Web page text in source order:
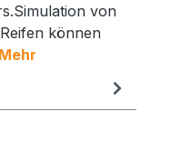
von
können
Mehr